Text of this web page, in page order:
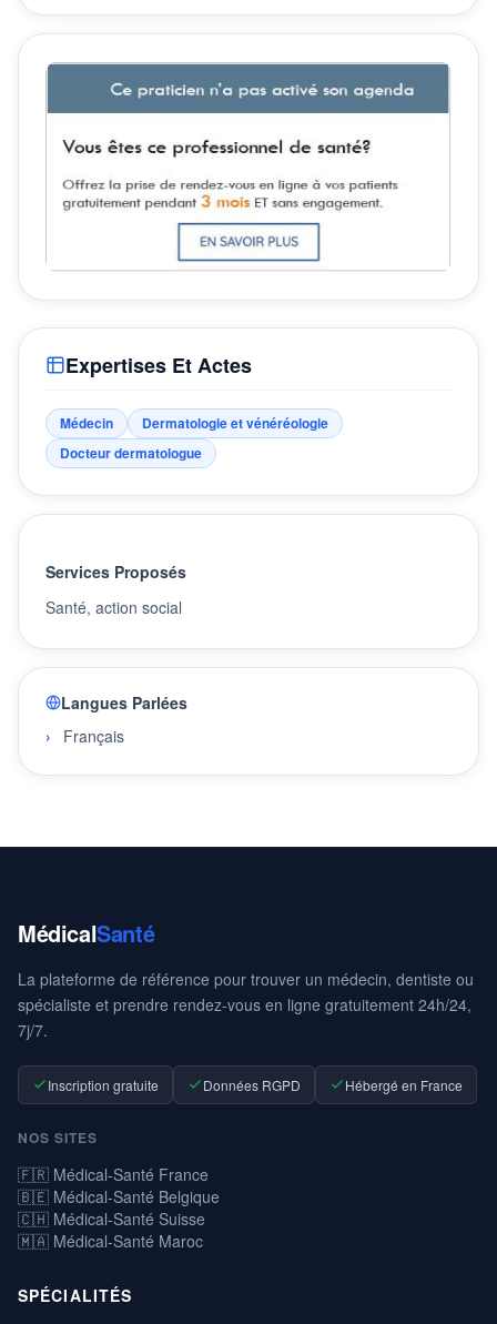
Expertises Et Actes
Médecin
Dermatologie et vénéréologie
Docteur dermatologue
Services Proposés
Santé, action social
Langues Parlées
Français
MédicalSanté
La plateforme de référence pour trouver un médecin, dentiste ou
spécialiste et prendre rendez-vous en ligne gratuitement 24h/24,
7j/7.
Inscription gratuite Données RGPD Hébergé en France
NOS SITES
🇫🇷 Médical-Santé France
🇧🇪 Médical-Santé Belgique
🇨🇭 Médical-Santé Suisse
🇲🇦 Médical-Santé Maroc
SPÉCIALITÉS